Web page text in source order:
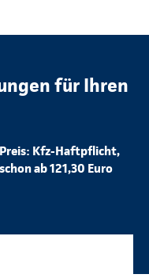
für Ihren
Kfz-Haftpflicht,
ab 121,30 Euro